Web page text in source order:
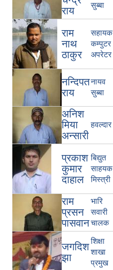
राय
सुब्बा
राम
नाथ
ठाकुर
सहायक
कम्पुटर
अपरेटर
नन्दिपत
राय
नायव
सुब्बा
अनिश
मिया
अन्सारी
हवल्दार
प्रकाश
कुमार
दाहाल
बिद्युत
साहयक
मिस्त्री
राम
प्रसन
पासवान
भारि
सवारी
चालक
जगदिश
झा
शिक्षा
शाखा
प्रमुख